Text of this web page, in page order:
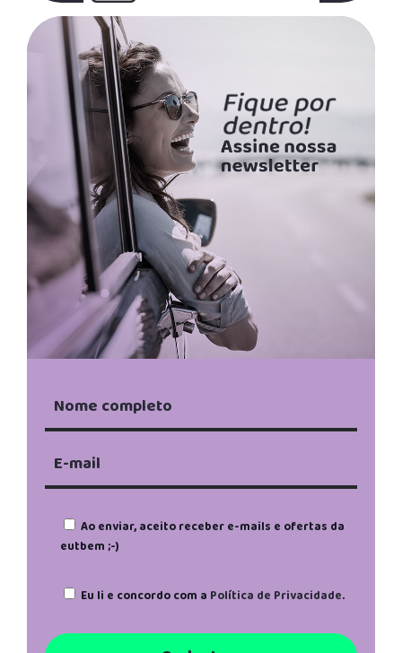
Ao enviar, aceito receber e-mails e ofertas da
eutbem ;-)
Eu li e concordo com a Política de Privacidade.